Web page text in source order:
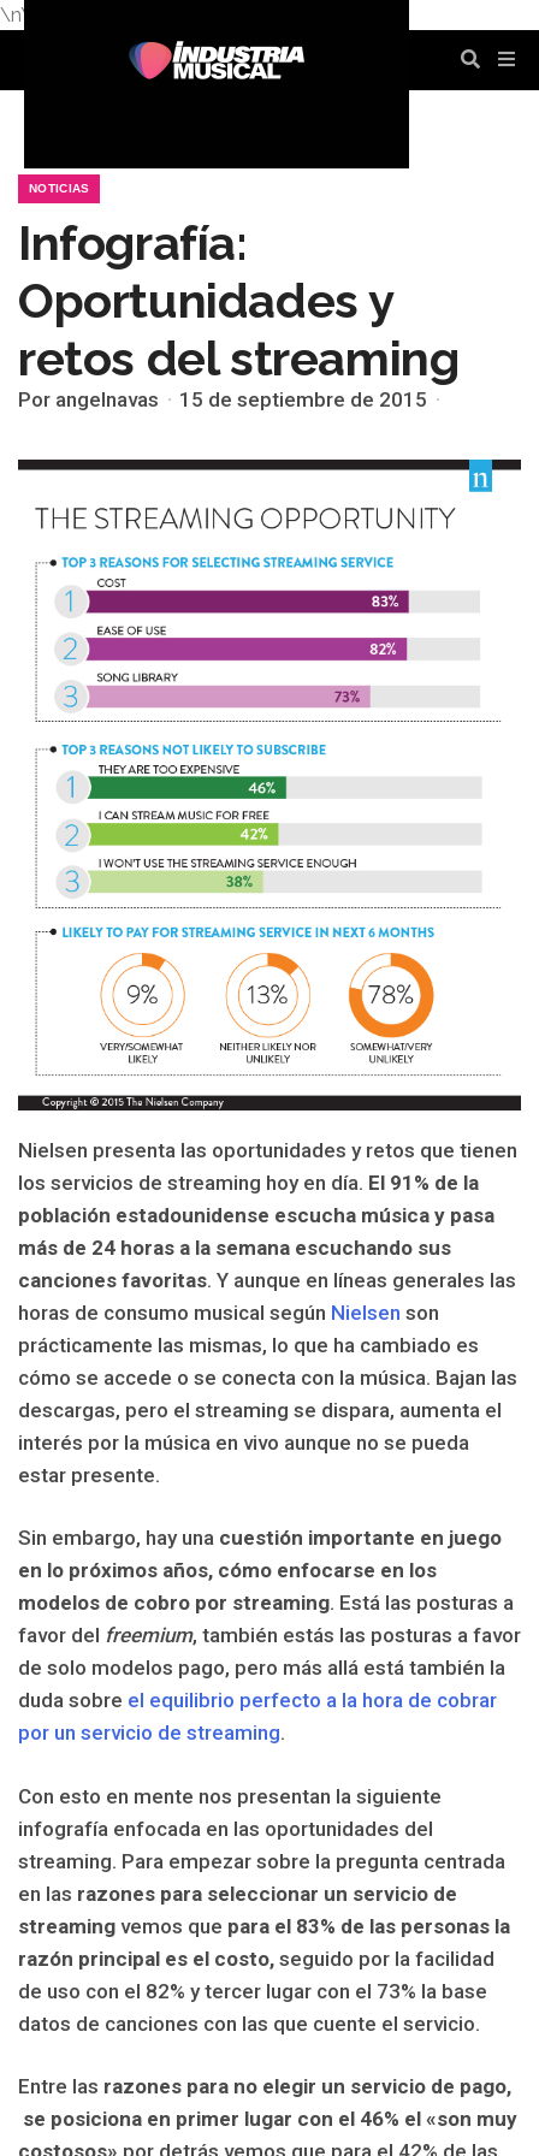
\n\n
NOTICIAS
Infografía:
Oportunidades y
retos del streaming
Por angelnavas 15 de septiembre de 2015
Nielsen presenta las oportunidades y retos que tienen
los servicios de streaming hoy en día. El 91% de la
población estadounidense escucha música y pasa
más de 24 horas a la semana escuchando sus
canciones favoritas. Y aunque en líneas generales las
horas de consumo musical según Nielsen son
prácticamente las mismas, lo que ha cambiado es
cómo se accede o se conecta con la música. Bajan las
descargas, pero el streaming se dispara, aumenta el
interés por la música en vivo aunque no se pueda
estar presente.
Sin embargo, hay una cuestión importante en juego
en lo próximos años, cómo enfocarse en los
modelos de cobro por streaming. Está las posturas a
favor del freemium, también estás las posturas a favor
de solo modelos pago, pero más allá está también la
duda sobre el equilibrio perfecto a la hora de cobrar
por un servicio de streaming.
Con esto en mente nos presentan la siguiente
infografía enfocada en las oportunidades del
streaming. Para empezar sobre la pregunta centrada
en las razones para seleccionar un servicio de
streaming vemos que para el 83% de las personas la
razón principal es el costo, seguido por la facilidad
de uso con el 82% y tercer lugar con el 73% la base
datos de canciones con las que cuente el servicio.
Entre las razones para no elegir un servicio de pago,
se posiciona en primer lugar con el 46% el «son muy